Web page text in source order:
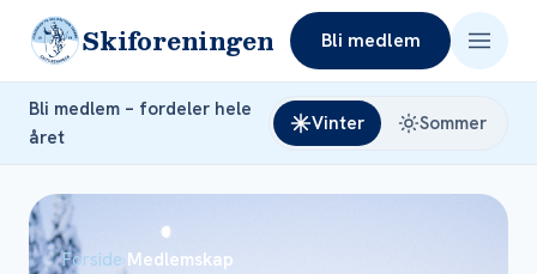
Skiforeningen Bli medlem
Bli medlem – fordeler hele
året
Vinter Sommer
Forside Medlemskap